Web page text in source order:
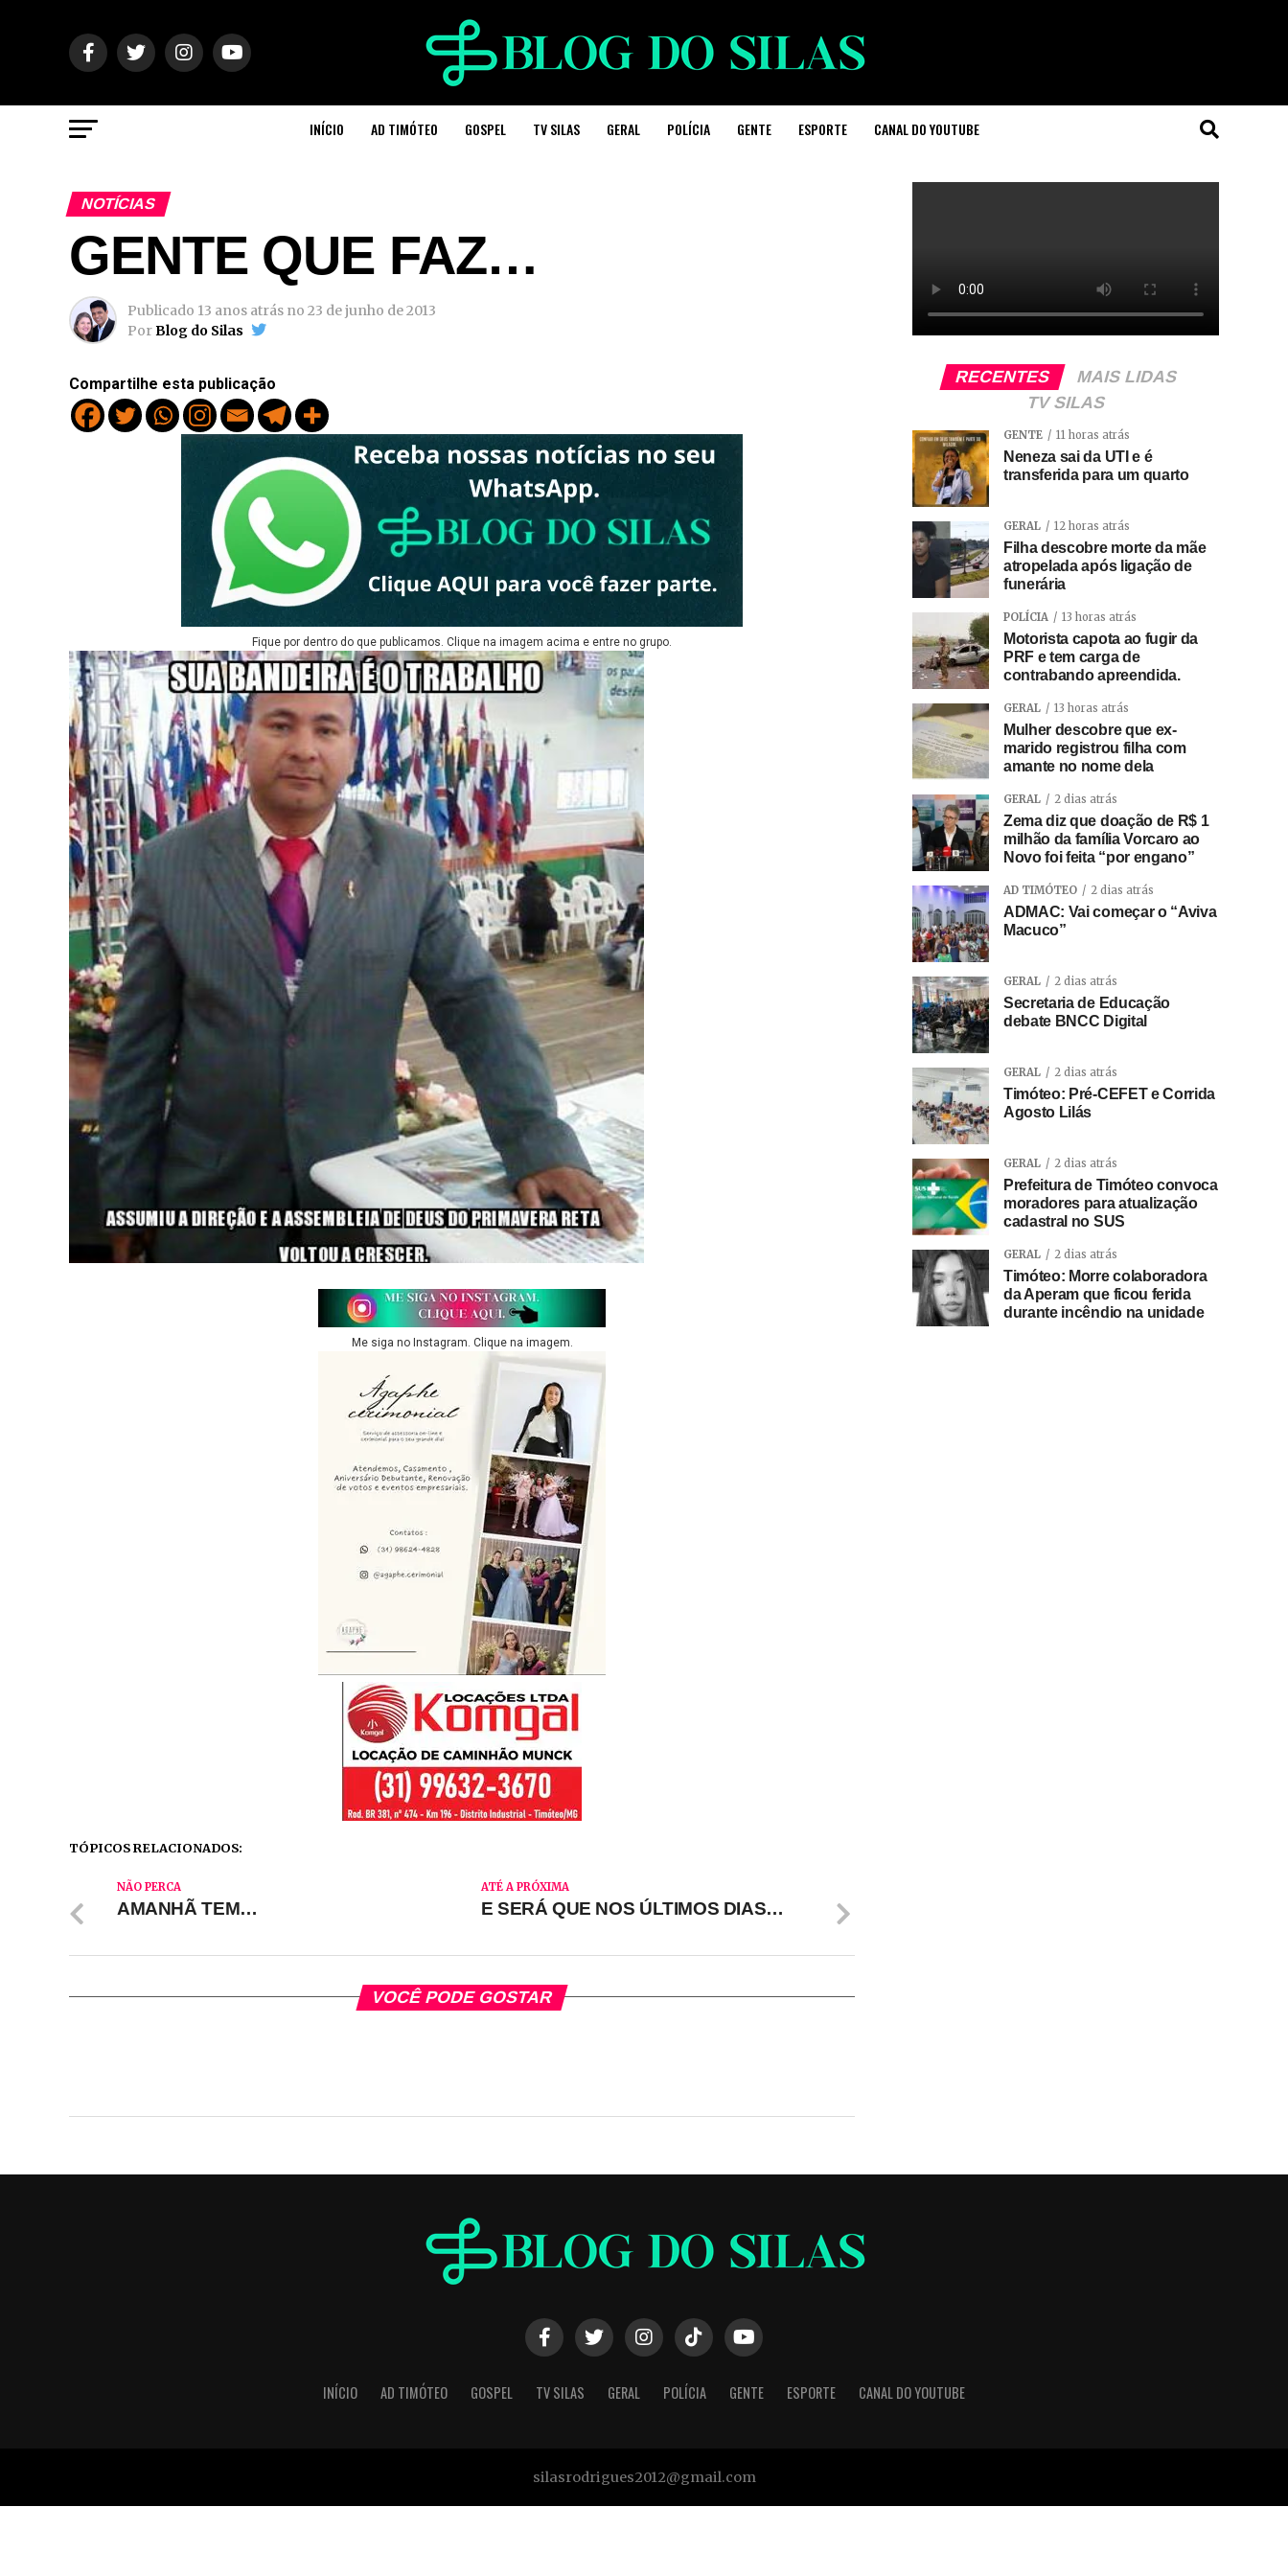
INÍCIO AD TIMÓTEO GOSPEL TV SILAS GERAL POLÍCIA GENTE ESPORTE CANAL DO YOUTUBE
NOTÍCIAS
GENTE QUE FAZ…
Publicado 13 anos atrás no 23 de junho de 2013
PorBlog do Silas
Compartilhe esta publicação
Fique por dentro do que publicamos. Clique na imagem acima e entre no grupo.
Me siga no Instagram. Clique na imagem.
TÓPICOS RELACIONADOS:
ATÉ A PRÓXIMA
E SERÁ QUE NOS ÚLTIMOS DIAS…
NÃO PERCA
AMANHÃ TEM…
VOCÊ PODE GOSTAR
RECENTES
MAIS LIDAS
TV SILAS
GENTE 11 horas atrás
Neneza sai da UTI e é
transferida para um quarto
GERAL 12 horas atrás
Filha descobre morte da mãe
atropelada após ligação de
funerária
POLÍCIA 13 horas atrás
Motorista capota ao fugir da
PRF e tem carga de
contrabando apreendida.
GERAL 13 horas atrás
Mulher descobre que ex-
marido registrou filha com
amante no nome dela
GERAL 2 dias atrás
Zema diz que doação de R$ 1
milhão da família Vorcaro ao
Novo foi feita “por engano”
AD TIMÓTEO 2 dias atrás
ADMAC: Vai começar o “Aviva
Macuco”
GERAL 2 dias atrás
Secretaria de Educação
debate BNCC Digital
GERAL 2 dias atrás
Timóteo: Pré-CEFET e Corrida
Agosto Lilás
GERAL 2 dias atrás
Prefeitura de Timóteo convoca
moradores para atualização
cadastral no SUS
GERAL 2 dias atrás
Timóteo: Morre colaboradora
da Aperam que ficou ferida
durante incêndio na unidade
INÍCIO AD TIMÓTEO GOSPEL TV SILAS GERAL POLÍCIA GENTE ESPORTE CANAL DO YOUTUBE
silasrodrigues2012@gmail.com